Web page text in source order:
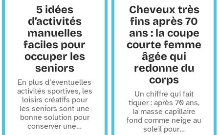
5 idées
d’activités
manuelles
faciles pour
occuper les
seniors
En plus d’éventuelles
activités sportives, les
loisirs créatifs pour
les seniors sont une
bonne solution pour
conserver une…
Cheveux très
fins après 70
ans : la coupe
courte femme
âgée qui
redonne du
corps
Un chiffre qui fait
tiquer : après 70 ans,
la masse capillaire
fond comme neige au
soleil pour…